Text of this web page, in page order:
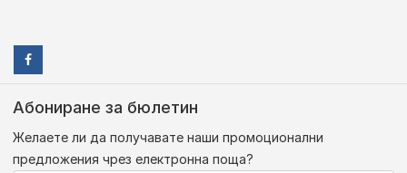
Абониране за бюлетин
Желаете ли да получавате наши промоционални
предложения чрез електронна поща?